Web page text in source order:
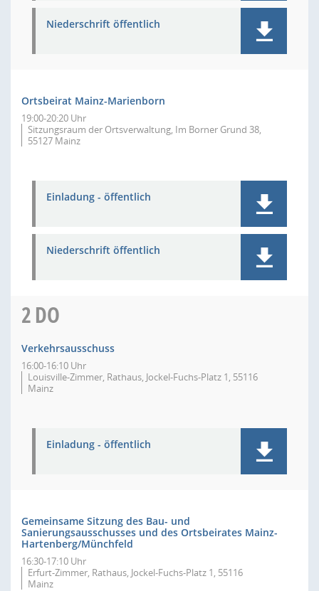
Niederschrift öffentlich
Ortsbeirat Mainz-Marienborn
19:00-20:20 Uhr
Sitzungsraum der Ortsverwaltung, Im Borner Grund 38,
55127 Mainz
Einladung - öffentlich
Niederschrift öffentlich
2DO
Verkehrsausschuss
16:00-16:10 Uhr
Louisville-Zimmer, Rathaus, Jockel-Fuchs-Platz 1, 55116
Mainz
Einladung - öffentlich
Gemeinsame Sitzung des Bau- und
Sanierungsausschusses und des Ortsbeirates Mainz-
Hartenberg/Münchfeld
16:30-17:10 Uhr
Erfurt-Zimmer, Rathaus, Jockel-Fuchs-Platz 1, 55116
Mainz